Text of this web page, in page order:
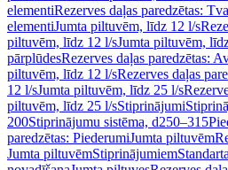
elementiRezerves daļas paredzētas:
elementiJumta piltuvēm, līdz 12 l/s
piltuvēm, līdz 12 l/sJumta piltuvēm,
pārplūdesRezerves daļas paredzētas:
piltuvēm, līdz 12 l/sRezerves daļas
12 l/sJumta piltuvēm, līdz 25 l/s
piltuvēm, līdz 25 l/sStiprinājumi
200Stiprinājumu sistēma, d250–315
paredzētas: PiederumiJumta piltuvēm
Jumta piltuvēmStiprinājumiem